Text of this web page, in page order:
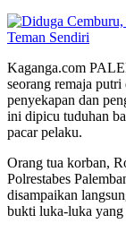
Kaganga.com
seorang remaja
penyekapan dan
ini dipicu tuduhan
pacar pelaku.
Orang tua korban,
Polrestabes
disampaikan
bukti luka-luka yang